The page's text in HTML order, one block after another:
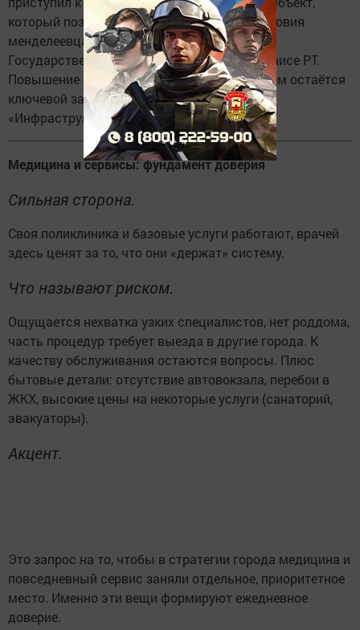
который позволит улучшить жилищные условия
менделеевцам, возводится при поддержке
Государственного жилищного фонда при Раисе РТ.
Повышение обеспеченности граждан жильём остаётся
ключевой задачей национального проекта
«Инфраструктура для жизни».
Медицина и сервисы: фундамент доверия
Сильная сторона.
Своя поликлиника и базовые услуги работают, врачей
здесь ценят за то, что они «держат» систему.
Что называют риском.
Ощущается нехватка узких специалистов, нет роддома,
часть процедур требует выезда в другие города. К
качеству обслуживания остаются вопросы. Плюс
бытовые детали: отсутствие автовокзала, перебои в
ЖКХ, высокие цены на некоторые услуги (санаторий,
эвакуаторы).
Акцент.
Это запрос на то, чтобы в стратегии города медицина и
повседневный сервис заняли отдельное, приоритетное
место. Именно эти вещи формируют ежедневное
доверие.